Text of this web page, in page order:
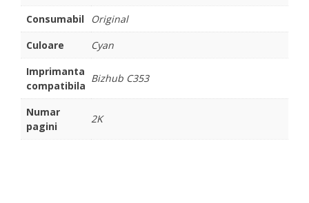
Consumabil
Original
Culoare
Cyan
Imprimanta
compatibila
Bizhub C353
Numar
pagini
2K